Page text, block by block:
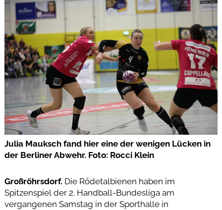
Anzeigensuche
Julia Mauksch fand hier eine der wenigen Lücken in
der Berliner Abwehr. Foto: Rocci Klein
Großröhrsdorf. Die Rödetalbienen haben im
Spitzenspiel der 2. Handball-Bundesliga am
vergangenen Samstag in der Sporthalle in